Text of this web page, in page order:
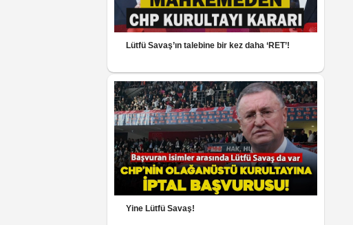
Lütfü Savaş’ın talebine bir kez daha ‘RET’!
Yine Lütfü Savaş!